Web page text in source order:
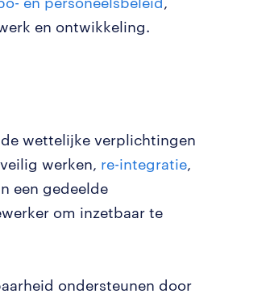
en ontwikkeling.
wettelijke verplichtingen
werken, re-integratie,
een gedeelde
om inzetbaar te
ondersteunen door